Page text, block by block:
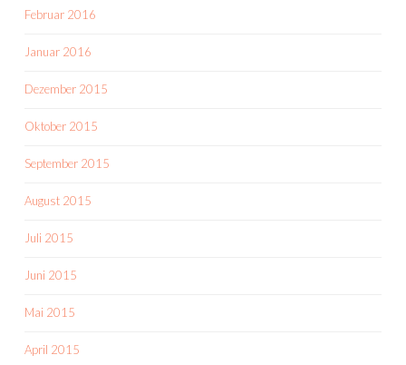
Februar 2016
Januar 2016
Dezember 2015
Oktober 2015
September 2015
August 2015
Juli 2015
Juni 2015
Mai 2015
April 2015